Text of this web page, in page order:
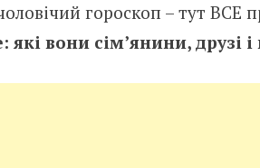
гороскоп – тут ВСЕ
які вони сім’янини, друзі